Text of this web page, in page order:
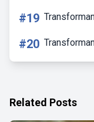
#19
#20
Related Posts